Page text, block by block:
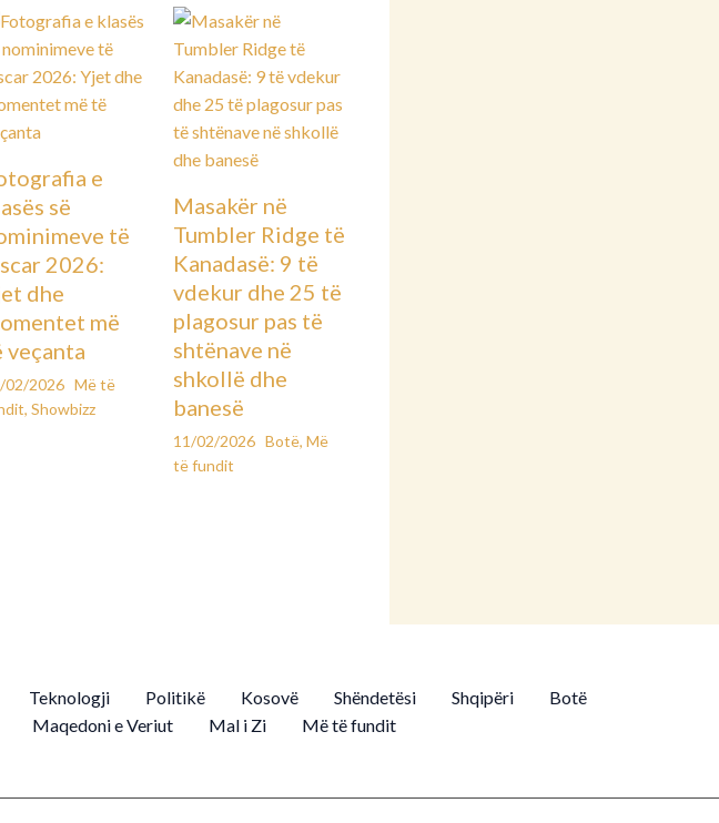
e
së
të
2026:
dhe
më
veçanta
02/2026 Më të
,Showbizz
Masakër në
Tumbler Ridge të
Kanadasë: 9 të
vdekur dhe 25 të
plagosur pas të
shtënave në
shkollë dhe
banesë
11/02/2026 Botë, Më
të fundit
Teknologji Politikë Kosovë Shëndetësi Shqipëri
Botë
Maqedoni e Veriut
Mal i Zi Më të fundit